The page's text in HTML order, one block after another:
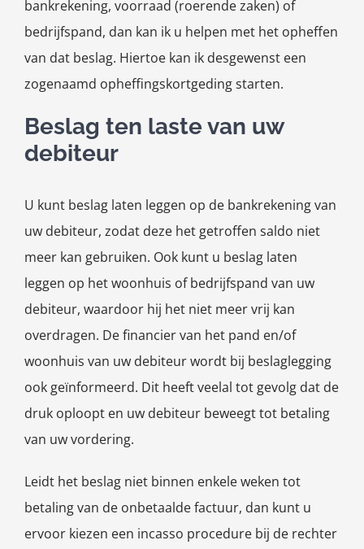
bankrekening, voorraad (roerende zaken) of
bedrijfspand, dan kan ik u helpen met het opheffen
van dat beslag. Hiertoe kan ik desgewenst een
zogenaamd opheffingskortgeding starten.
Beslag ten laste van uw
debiteur
U kunt beslag laten leggen op de bankrekening van
uw debiteur, zodat deze het getroffen saldo niet
meer kan gebruiken. Ook kunt u beslag laten
leggen op het woonhuis of bedrijfspand van uw
debiteur, waardoor hij het niet meer vrij kan
overdragen. De financier van het pand en/of
woonhuis van uw debiteur wordt bij beslaglegging
ook geïnformeerd. Dit heeft veelal tot gevolg dat de
druk oploopt en uw debiteur beweegt tot betaling
van uw vordering.
Leidt het beslag niet binnen enkele weken tot
betaling van de onbetaalde factuur, dan kunt u
ervoor kiezen een incasso procedure bij de rechter